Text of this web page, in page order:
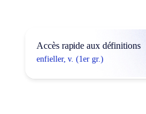
Accès rapide aux définitions
enfieller, v. (1er gr.)